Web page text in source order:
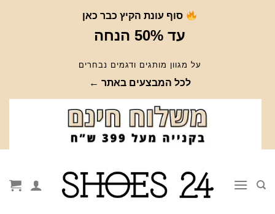
סוף עונת הקיץ כבר כאן
עד 50% הנחה
על מגוון מותגים ודגמים נבחרים
לכל המבצעים באתר ←